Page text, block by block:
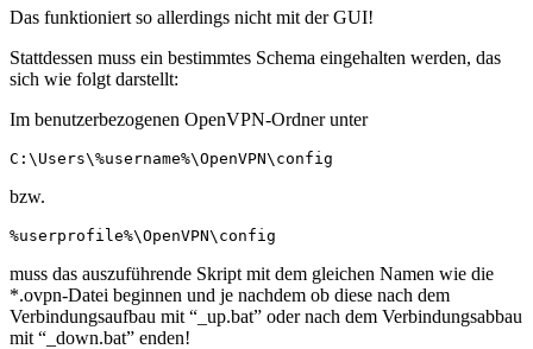
Das funktioniert so allerdings nicht mit der GUI!
Stattdessen muss ein bestimmtes Schema eingehalten werden, das
sich wie folgt darstellt:
Im benutzerbezogenen OpenVPN-Ordner unter
C:\Users\%username%\OpenVPN\config
bzw.
%userprofile%\OpenVPN\config
muss das auszuführende Skript mit dem gleichen Namen wie die
*.ovpn-Datei beginnen und je nachdem ob diese nach dem
Verbindungsaufbau mit “_up.bat” oder nach dem Verbindungsabbau
mit “_down.bat” enden!